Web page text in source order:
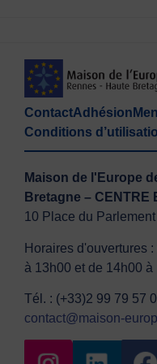
ContactAdhésion
Conditions
Maison de l'Europe
Bretagne – CENTRE
10 Place du
Horaires d'ouvertures
à 13h00 et de 14h00 à
Tél. : (+33)2 99 79 57
contact@maison-